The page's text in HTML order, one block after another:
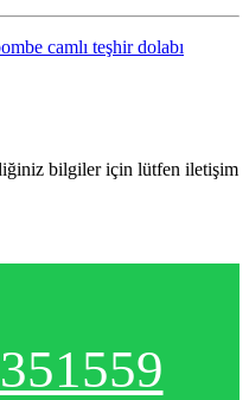
camlı teşhir dolabı
bilgiler için lütfen iletişim